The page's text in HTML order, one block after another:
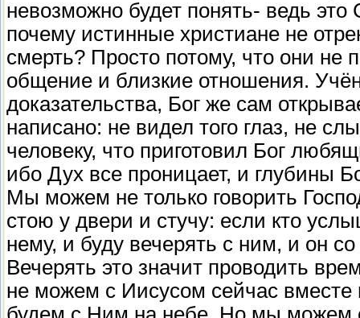
невозможно будет понять- ведь
почему истинные христиане не
смерть? Просто потому, что они не
общение и близкие отношения.
доказательства, Бог же сам
написано: не видел того глаз, не
человеку, что приготовил Бог
ибо Дух все проницает, и глубины
Мы можем не только говорить
стою у двери и стучу: если кто
нему, и буду вечерять с ним, и он
Вечерять это значит проводить
не можем с Иисусом сейчас вместе